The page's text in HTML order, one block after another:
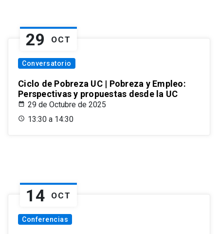
29 OCT
Conversatorio
Ciclo de Pobreza UC | Pobreza y Empleo:
Perspectivas y propuestas desde la UC
29 de Octubre de 2025
13:30 a 14:30
14 OCT
Conferencias